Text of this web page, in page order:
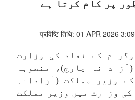
प्रविष्टि तिथि: 01 APR 2026
کے نفاذ کی وزارت
چارج)، منصوبہ
وزیر مملکت (آزادانہ
وزارت میں وزیر مملکت